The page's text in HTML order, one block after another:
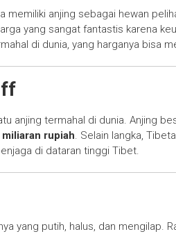
memiliki anjing sebagai hewan
yang sangat fantastis karena
di dunia, yang harganya bisa
anjing termahal di dunia. Anjing
rupiah. Selain langka,
di dataran tinggi Tibet.
yang putih, halus, dan mengilap.